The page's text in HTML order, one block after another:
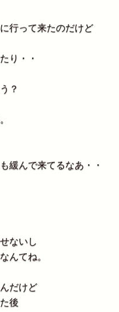
行って来たのだけど
り・・
？
緩んで来てるなあ・・
ないし
んてね。
だけど
後